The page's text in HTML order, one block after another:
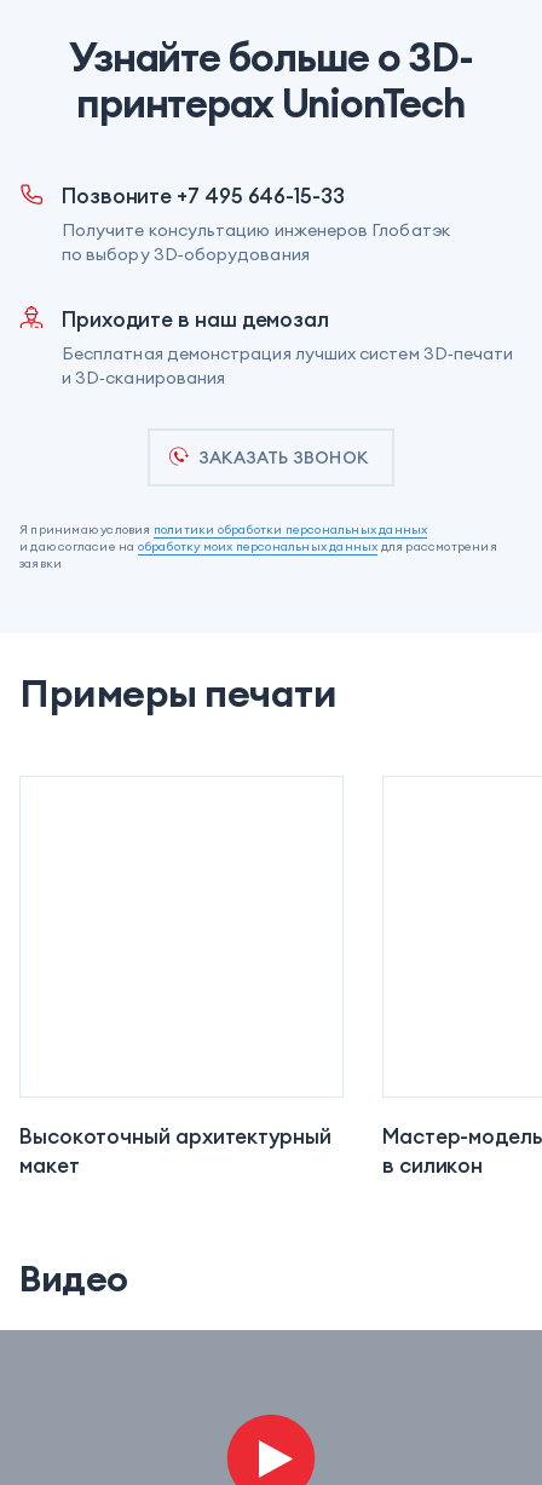
Узнайте больше о 3D-
принтерах UnionTech
Позвоните +7 495 646-15-33
Получите консультацию инженеров Глобатэк
по выбору 3D‑оборудования
Приходите в наш демозал
Бесплатная демонстрация лучших систем 3D‑печати
и 3D‑сканирования
ЗАКАЗАТЬ ЗВОНОК
Я принимаю условия политики обработки персональных данных
и даю согласие на обработку моих персональных данных для рассмотрения
заявки
Примеры печати
Высокоточный архитектурный
макет
Мастер-модель
в силикон
Видео